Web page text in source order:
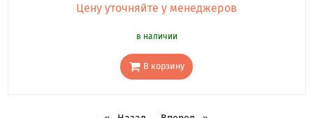
Цену уточняйте у менеджеров
в наличии
В корзину